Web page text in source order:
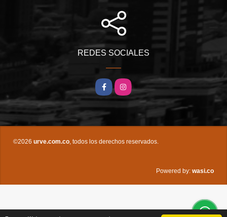
REDES SOCIALES
FacebookInstagram
©2026 urve.com.co, todos los derechos reservados.
Powered by: wasi.co